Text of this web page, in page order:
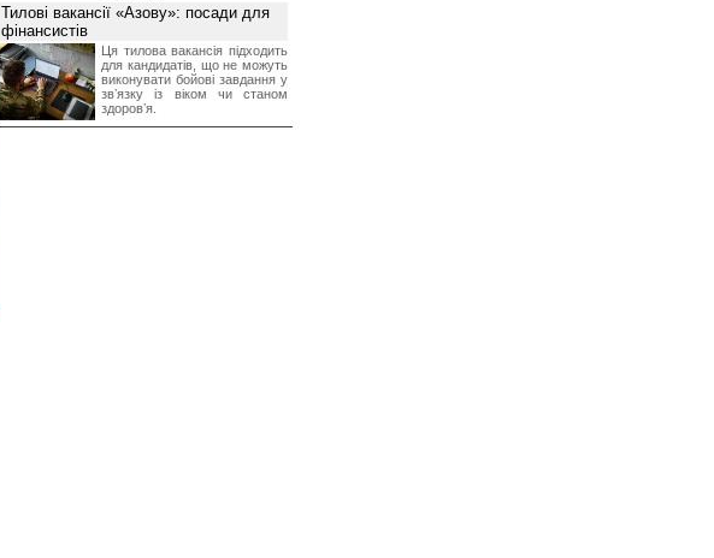
Тилові вакансії «Азову»: посади для
фінансистів
Ця тилова вакансія підходить
для кандидатів, що не можуть
виконувати бойові завдання у
звʼязку із віком чи станом
здоровʼя.